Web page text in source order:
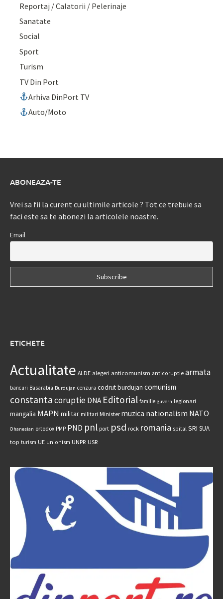
Reportaj / Calatorii / Pelerinaje
Sanatate
Social
Sport
Turism
TV Din Port
Arhiva DinPort TV
Auto/Moto
ABONEAZA-TE
Vrei sa fii la curent cu ultimile articole ? Tot ce trebuie sa
faci este sa te abonezi la articolele noastre.
Email
ETICHETE
Actualitate ALDE alegeri anticomunism anticoruptie armata
bancuri Basarabia Burdujan cenzura codrut burdujan comunism
constantacoruptie DNA Editorial familie guvern legionari
mangalia MAPN militar militari Minister muzica nationalism NATO
Ohanesian ortodox PMP PND pnl port psd rock romania spital SRI SUA
top turism UE unionism UNPR USR